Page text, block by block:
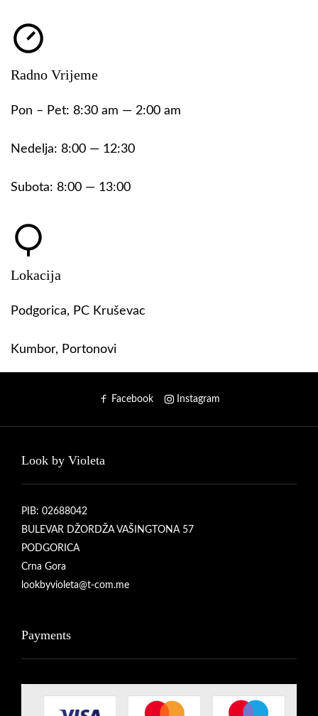
Radno Vrijeme
Pon – Pet: 8:30 am — 2:00 am
Nedelja: 8:00 — 12:30
Subota: 8:00 — 13:00
Lokacija
Podgorica, PC Kruševac
Kumbor, Portonovi
Facebook Instagram
Look by Violeta
PIB: 02688042
BULEVAR DŽORDŽA VAŠINGTONA 57
PODGORICA
Crna Gora
lookbyvioleta@t-com.me
Payments